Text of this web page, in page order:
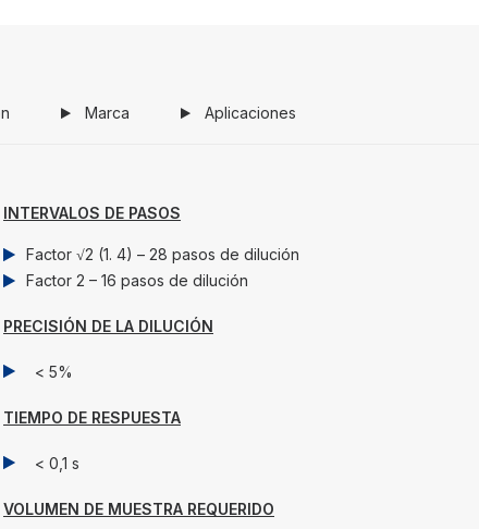
Marca Aplicaciones
INTERVALOS DE PASOS
Factor √2 (1. 4) – 28 pasos de dilución
Factor 2 – 16 pasos de dilución
PRECISIÓN DE LA DILUCIÓN
< 5%
TIEMPO DE RESPUESTA
< 0,1 s
VOLUMEN DE MUESTRA REQUERIDO